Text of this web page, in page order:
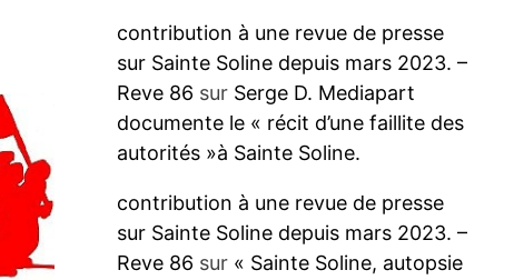
contribution à une revue de presse
sur Sainte Soline depuis mars 2023. –
Reve 86 sur Serge D. Mediapart
documente le « récit d’une faillite des
autorités »à Sainte Soline.
contribution à une revue de presse
sur Sainte Soline depuis mars 2023. –
Reve 86 sur « Sainte Soline, autopsie